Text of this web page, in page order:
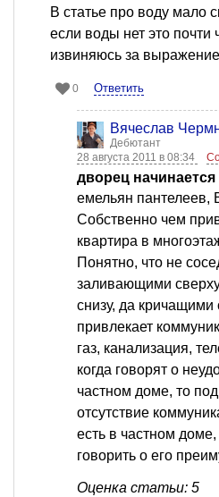
В статье про воду мало
если воды нет это почти
извиняюсь за выражение
0 Ответить
Вячеслав
Дебютант
28 августа 2011 в 08:34
дворец
емельян пантелеев,
Собственно чем
квартира в
Понятно, что не
заливающими
снизу, да кричащими
привлекает
газ, канализация,
когда говорят о
частном доме, то
отсутствие
есть в частном
говорить о его
Оценка статьи: 5